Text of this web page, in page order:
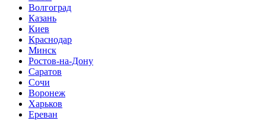
Волгоград
Казань
Киев
Краснодар
Минск
Ростов-на-Дону
Саратов
Сочи
Воронеж
Харьков
Ереван